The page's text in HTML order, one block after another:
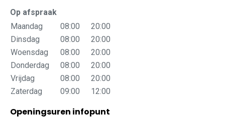
Op afspraak
Maandag
08:00
20:00
Dinsdag
08:00
20:00
Woensdag
08:00
20:00
Donderdag
08:00
20:00
Vrijdag
08:00
20:00
Zaterdag
09:00 12:00
Openingsuren infopunt